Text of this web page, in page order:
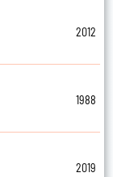
2012
1988
2019